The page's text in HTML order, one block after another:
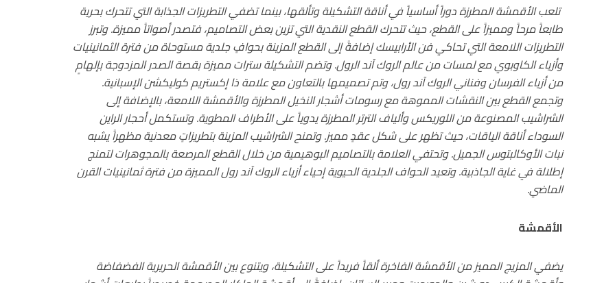
تلعب الأقمشة المطرزة دوراً أساسياً في أناقة التشكيلة وتألقها، بينما تضفي التطريزات الجذابة التي تتحرك بحرية
طابعاً مرحاً ومميزاً على القطع، حيث تتحرك القطع النقدية التي تزين بعض التصاميم، فتصدر أصواتاً مميزة. وتبرز
التطريزات اللامعة التي تحاكي فن الأرابيسك إضافةً إلى القطع المزينة بحوافٍ جلدية مستوحاة من فترة الثمانينيات
وأزياء الكاوبوي مع لمسات من عالم الروك آند الرول. وتضم التشكيلة سترات مميزة بقصة الصدر المزدوجة بإلهامٍ
من أزياء الفرسان وفناني الروك آند رول، وتم تصميمها بالتعاون مع علامة ذا إكستريم كوليكشن الإسبانية.
وتجمع القطع بين النقشات المموهة مع رسومات أشجار النخيل المطرزة والأقمشة اللامعة، بالإضافة إلى
الشراشيب المصنوعة من اللوريكس وألياف الترتر المطرزة يدوياً على الأطراف المطوية. وتستكمل أحجار الراين
السوداء أناقة الياقات، حيث تظهر على شكل عقدٍ مميز. وتمنح الشراشيب المزينة بتطريزاتٍ معدنية مظهراً يشبه
نبات الأوكالبتوس الجميل. وتحتفي العلامة بالتصاميم البوهيمية من خلال القطع المرصعة بالمجوهرات لتمنج
إطلالة في غاية الجاذبية. وتعيد الحواف الجلدية الحيوية إحياء أزياء الروك آند رول المميزة من فترة ثمانينيات القرن
الماضي.
الأقمشة
يضفي المزيج المميز من الأقمشة الفاخرة ألقاً فريداً على التشكيلة، ويتنوع بين الأقمشة الحريرية الفضفاضة